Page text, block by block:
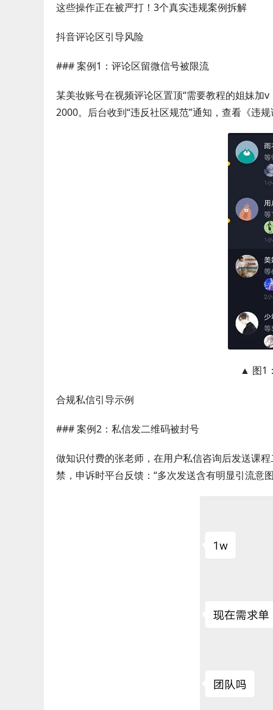
这些操作正在被严打！3个真实违规案例拆解
抖音评论区引导风险
### 案例1：评论区留微信号被限流
某美妆账号在视频评论区置顶“需要教程的姐妹加
2000。后台收到“违反社区规范”通知，查看《违
▲ 图1
合规私信引导示例
### 案例2：私信发二维码被封号
做知识付费的张老师，在用户私信咨询后发送课
禁，申诉时平台反馈：“多次发送含有明显引流意